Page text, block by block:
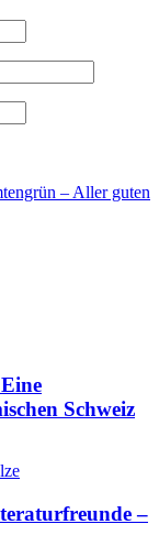
– Aller guten
Schweiz
–